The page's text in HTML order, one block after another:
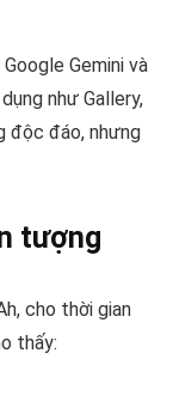
Gemini và
như Gallery,
độc đáo, nhưng
tượng
cho thời gian
thấy: